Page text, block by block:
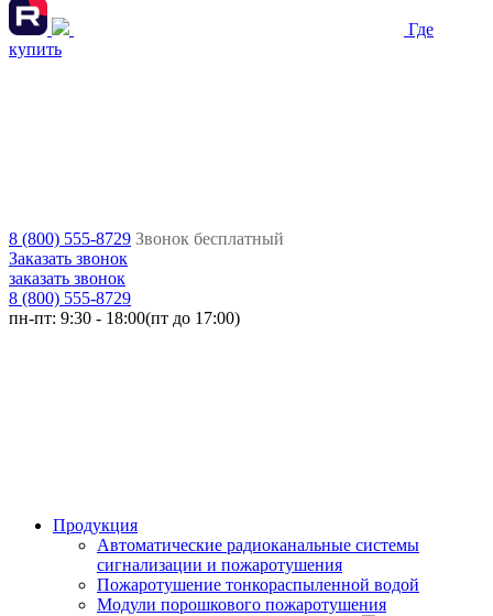
Где
купить
8 (800) 555-8729 Звонок бесплатный
Заказать звонок
заказать звонок
8 (800) 555-8729
пн-пт: 9:30 - 18:00(пт до 17:00)
Продукция
Автоматические радиоканальные системы
сигнализации и пожаротушения
Пожаротушение тонкораспыленной водой
Модули порошкового пожаротушения